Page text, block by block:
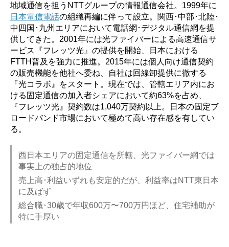
地域通信を担うNTTグループの情報通信会社。1999年に
日本電信電話の組織再編に伴って設立。関西･中部･北陸･
中四国･九州エリアにおいて電話網･デジタル通信網を提
供してきた。2001年には光ファイバーによる高速通信サ
ービス『フレッツ光』の提供を開始、日本における
FTTH普及を強力に推進。2015年には個人向け通信契約
の販売機能を他社へ委ね、自社は回線卸提供に徹する
『光コラボ』をスタート。現在では、管轄エリア内にお
ける固定通信の加入者シェアにおいて約63%を占め、
『フレッツ光』契約数は1,040万契約以上。日本の固定ブ
ロードバンド市場において極めて高い存在感を有してい
る。
西日本エリアの固定通信を所轄、光ファイバー網では
事実上の独占的地位
売上高･利益いずれも安定的だが、利益率はNTT東日本
に及ばず
総合職･30歳で年収600万〜700万円ほど、住宅補助が
特に手厚い